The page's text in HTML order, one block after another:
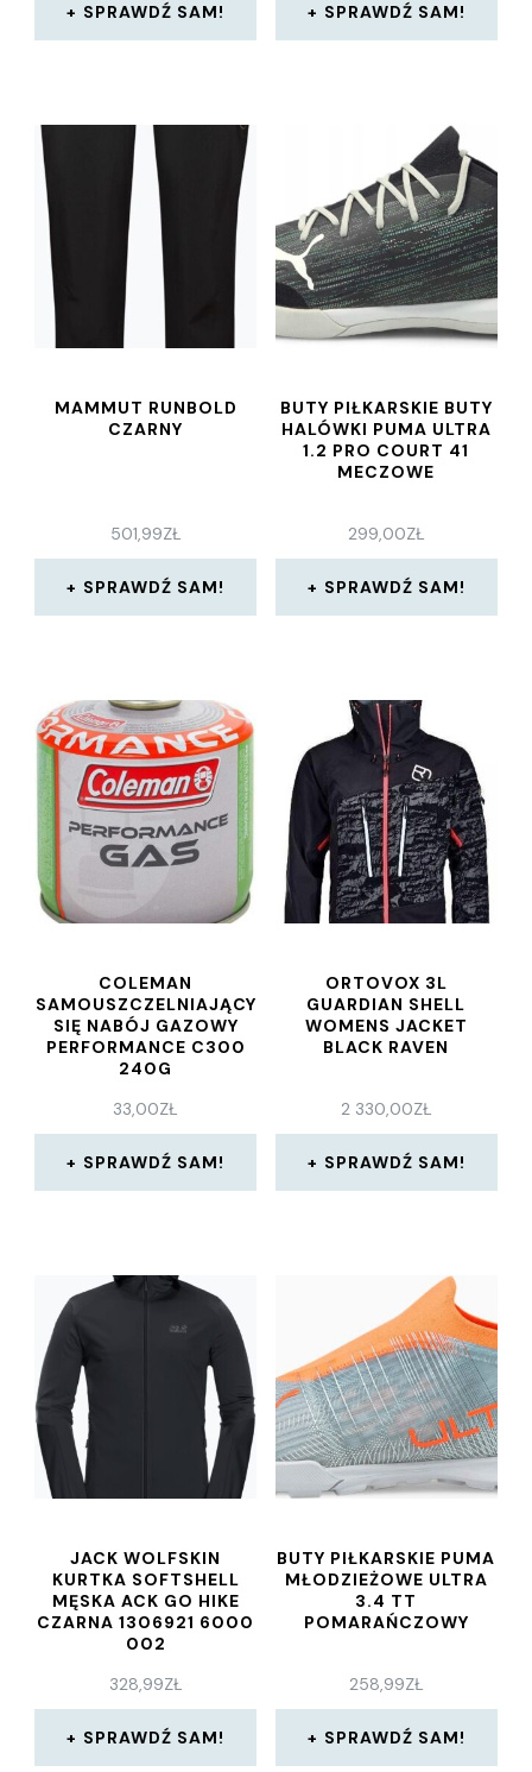
SPRAWDŹ SAM! SPRAWDŹ SAM!
MAMMUT RUNBOLD
CZARNY
501,99ZŁ
SPRAWDŹ SAM!
BUTY PIŁKARSKIE BUTY
HALÓWKI PUMA ULTRA
1.2 PRO COURT 41
MECZOWE
299,00ZŁ
SPRAWDŹ SAM!
COLEMAN
SAMOUSZCZELNIAJĄCY
SIĘ NABÓJ GAZOWY
PERFORMANCE C300
240G
33,00ZŁ
SPRAWDŹ SAM!
ORTOVOX 3L
GUARDIAN SHELL
WOMENS JACKET
BLACK RAVEN
2 330,00ZŁ
SPRAWDŹ SAM!
JACK WOLFSKIN
KURTKA SOFTSHELL
MĘSKA ACK GO HIKE
CZARNA 1306921 6000
002
328,99ZŁ
SPRAWDŹ SAM!
BUTY PIŁKARSKIE PUMA
MŁODZIEŻOWE ULTRA
3.4 TT
POMARAŃCZOWY
258,99ZŁ
SPRAWDŹ SAM!